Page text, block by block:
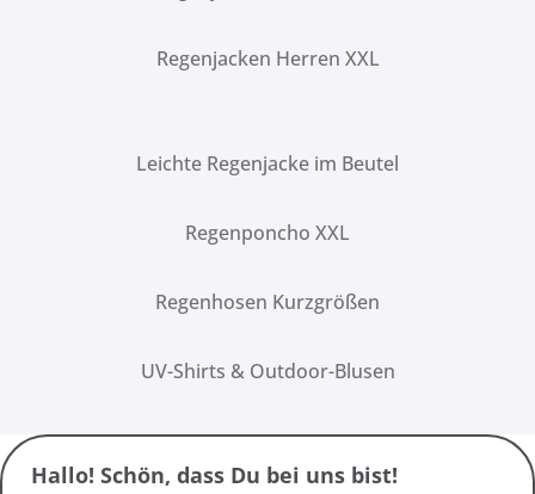
Regenjacken Herren XXL
Leichte Regenjacke im Beutel
Regenponcho XXL
Regenhosen Kurzgrößen
UV-Shirts & Outdoor-Blusen
Hallo! Schön, dass Du bei uns bist!